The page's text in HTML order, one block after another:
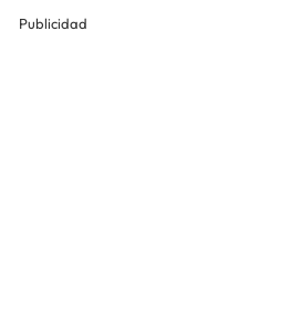
Publicidad